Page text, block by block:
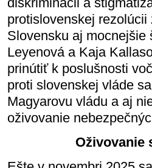
protislovenskej
Slovensku aj mocnejšie
Leyenová a Kaja
prinútiť k poslušnosti
proti slovenskej vláde
Magyarovu vládu a aj
oživovanie
Oživovanie